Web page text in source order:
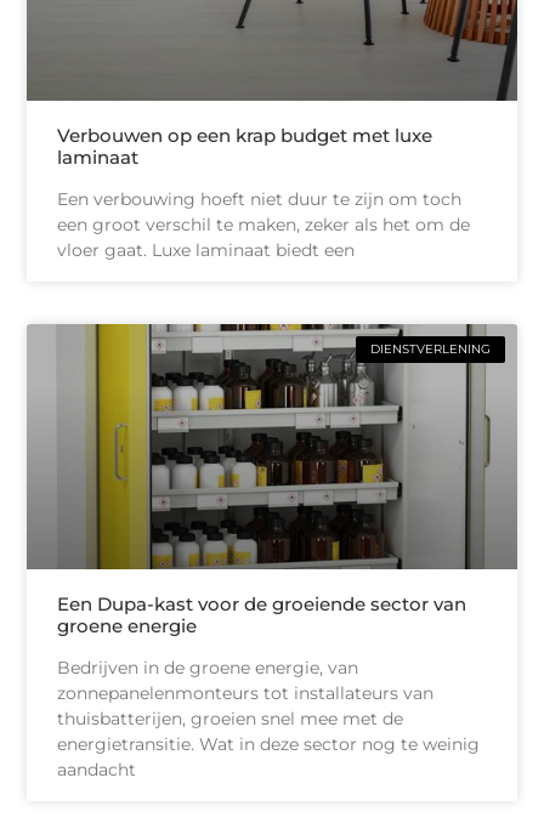
Verbouwen op een krap budget met luxe
laminaat
Een verbouwing hoeft niet duur te zijn om toch
een groot verschil te maken, zeker als het om de
vloer gaat. Luxe laminaat biedt een
DIENSTVERLENING
Een Dupa-kast voor de groeiende sector van
groene energie
Bedrijven in de groene energie, van
zonnepanelenmonteurs tot installateurs van
thuisbatterijen, groeien snel mee met de
energietransitie. Wat in deze sector nog te weinig
aandacht